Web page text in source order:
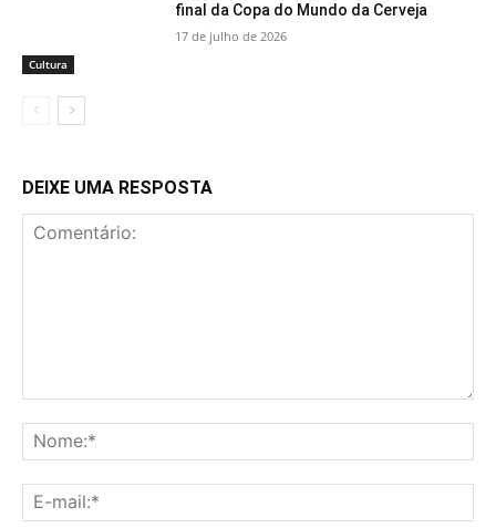
Cultura
final da Copa do Mundo da Cerveja
17 de julho de 2026
DEIXE UMA RESPOSTA